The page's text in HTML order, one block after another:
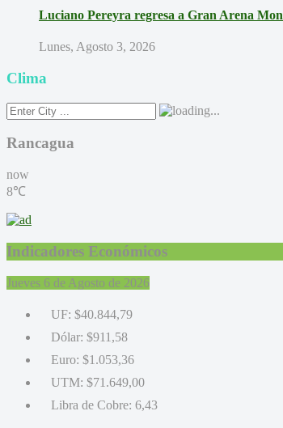
Luciano Pereyra regresa a Gran Arena
Lunes, Agosto 3, 2026
Clima
Rancagua
now
8℃
Indicadores Económicos
Jueves 6 de Agosto de 2026
UF: $40.844,79
Dólar: $911,58
Euro: $1.053,36
UTM: $71.649,00
Libra de Cobre: 6,43